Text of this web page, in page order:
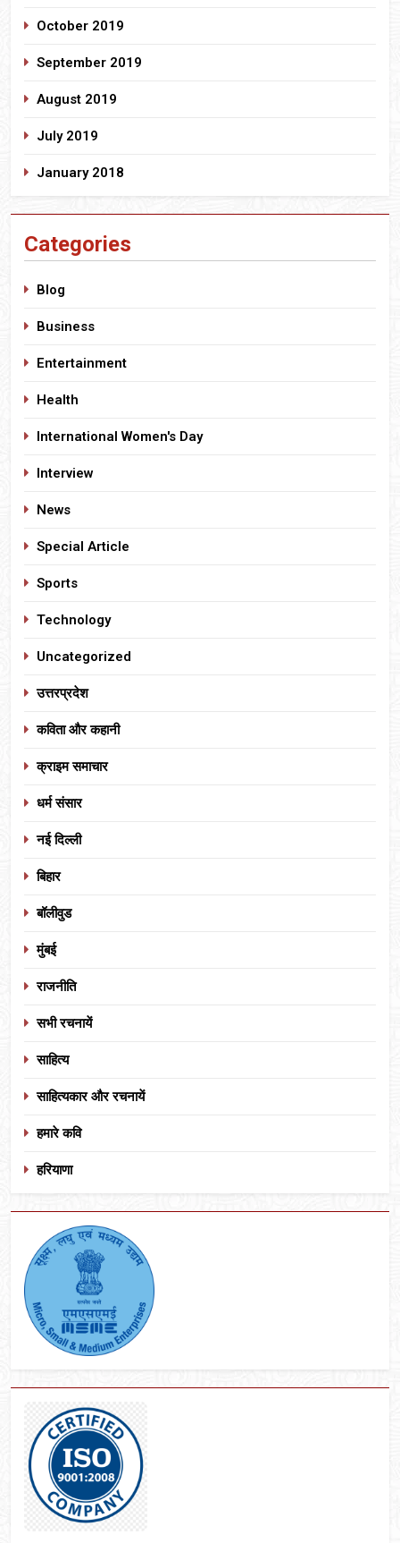
October 2019
September 2019
August 2019
July 2019
January 2018
Categories
Blog
Business
Entertainment
Health
International Women's Day
Interview
News
Special Article
Sports
Technology
Uncategorized
उत्तरप्रदेश
कविता और कहानी
क्राइम समाचार
धर्म संसार
नई दिल्ली
बिहार
बॉलीवुड
मुंबई
राजनीति
सभी रचनायें
साहित्य
साहित्यकार और रचनायें
हमारे कवि
हरियाणा